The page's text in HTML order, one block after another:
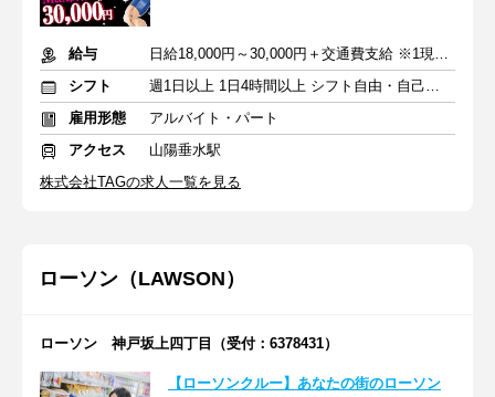
給与
日給18,000円～30,000円＋交通費支給 ※1現場6000円
シフト
週1日以上 1日4時間以上 シフト自由・自己申告
雇用形態
アルバイト・パート
アクセス
山陽垂水駅
株式会社TAGの求人一覧を見る
ローソン（LAWSON）
ローソン 神戸坂上四丁目（受付：6378431）
【ローソンクルー】あなたの街のローソン